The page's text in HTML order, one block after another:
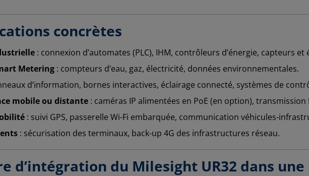
concrètes
: connexion d’automates (PLC), IHM, contrôleurs d’énergie, capteurs et
Metering : compteurs d’eau, gaz, électricité, données environnementales.
d’information, bornes interactives, éclairage connecté, systèmes de
mobile ou distante : caméras IP alimentées en PoE (en option), transmission
: suivi GPS, passerelle Wi-Fi embarquée, communication véhicules-
: sécurisation des terminaux, back-up 4G des infrastructures réseau.
d’intégration du Milesight UR32 dans